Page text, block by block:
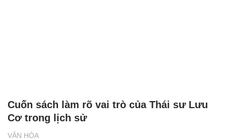
VĂN HÓA
Cuốn sách làm rõ vai trò của Thái sư Lưu
Cơ trong lịch sử